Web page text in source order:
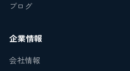
ブログ
企業情報
会社情報